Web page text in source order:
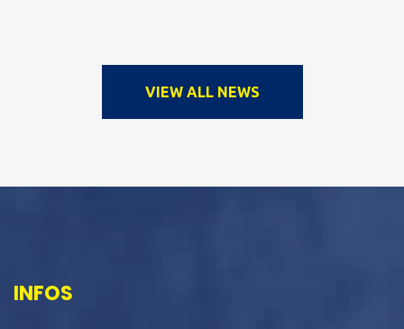
VIEW ALL NEWS
INFOS